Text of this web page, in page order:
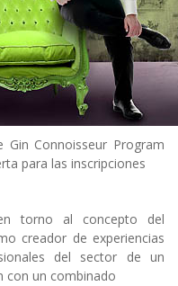
Gin Connoisseur Program
para las inscripciones
torno al concepto del
creador de experiencias
del sector de un
con un combinado